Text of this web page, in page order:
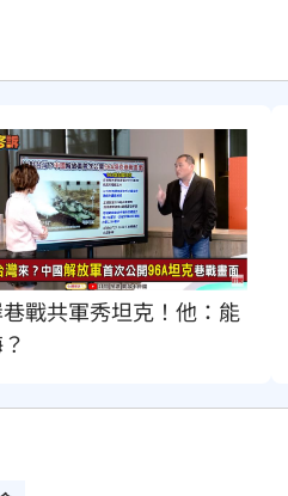
戰共軍秀坦克！他：能